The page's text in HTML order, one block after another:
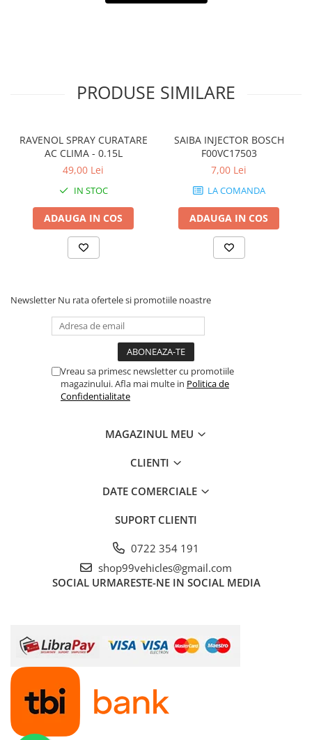
PRODUSE SIMILARE
RAVENOL SPRAY CURATARE
AC CLIMA - 0.15L
49,00 Lei
IN STOC
ADAUGA IN COS
SAIBA INJECTOR BOSCH
F00VC17503
7,00 Lei
LA COMANDA
ADAUGA IN COS
Newsletter Nu rata ofertele si promotiile noastre
Vreau sa primesc newsletter cu promotiile
magazinului. Afla mai multe in Politica de
Confidentialitate
MAGAZINUL MEU
CLIENTI
DATE COMERCIALE
SUPORT CLIENTI
0722 354 191
shop99vehicles@gmail.com
SOCIAL URMARESTE-NE IN SOCIAL MEDIA